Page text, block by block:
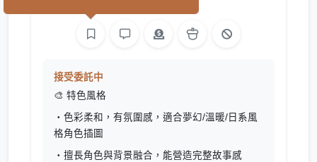
接受委託中
🎨 特色風格
・色彩柔和，有氛圍感，適合夢幻/溫暖/日系風
格角色插圖
・擅長角色與背景融合，能營造完整故事感